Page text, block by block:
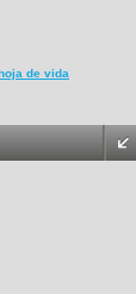
de vida